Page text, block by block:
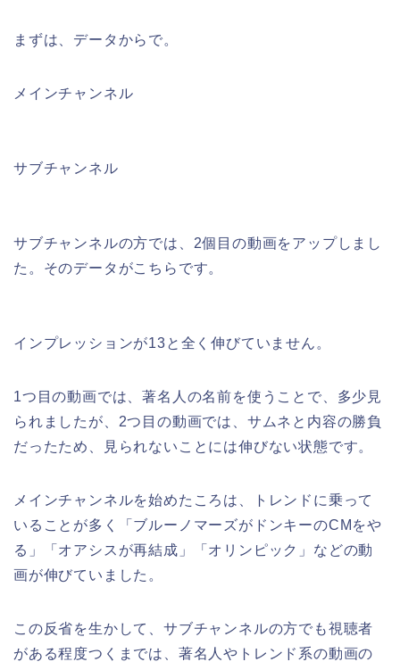
まずは、データからで。
メインチャンネル
サブチャンネル
サブチャンネルの方では、2個目の動画をアップしまし
た。そのデータがこちらです。
インプレッションが13と全く伸びていません。
1つ目の動画では、著名人の名前を使うことで、多少見
られましたが、2つ目の動画では、サムネと内容の勝負
だったため、見られないことには伸びない状態です。
メインチャンネルを始めたころは、トレンドに乗って
いることが多く「ブルーノマーズがドンキーのCMをや
る」「オアシスが再結成」「オリンピック」などの動
画が伸びていました。
この反省を生かして、サブチャンネルの方でも視聴者
がある程度つくまでは、著名人やトレンド系の動画の